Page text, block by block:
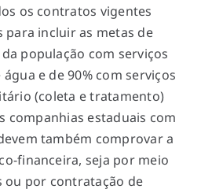
os contratos vigentes
para incluir as metas de
população com serviços
e de 90% com serviços
(coleta e tratamento)
companhias estaduais com
também comprovar a
financeira, seja por meio
por contratação de